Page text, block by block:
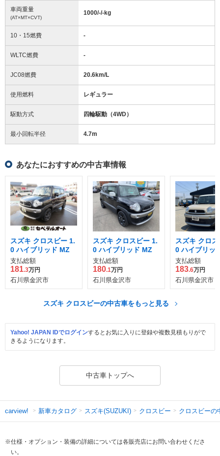
車両重量
(AT×MT×CVT)
1000/-/-kg
10・15燃費 -
WLTC燃費 -
JC08燃費 20.6km/L
使用燃料 レギュラー
駆動方式 四輪駆動（4WD）
最小回転半径 4.7m
あなたにおすすめの中古車情報
スズキ クロスビー 1.
0 ハイブリッド MZ
支払総額
181.3万円
石川県金沢市
スズキ クロスビー 1.
0 ハイブリッド MZ
支払総額
180.1万円
石川県金沢市
スズキ クロ
0 ハイブリッ
WD
支払総額
183.6万円
石川県金沢市
スズキ クロスビーの中古車をもっと見る
Yahoo! JAPAN IDでログインするとお気に入りに登録や複数見積もりがで
きるようになります。
中古車トップへ
carview! 新車カタログ スズキ(SUZUKI) クロスビー クロスビーの
※仕様・オプション・装備の詳細については各販売店にお問い合わせくださ
い。